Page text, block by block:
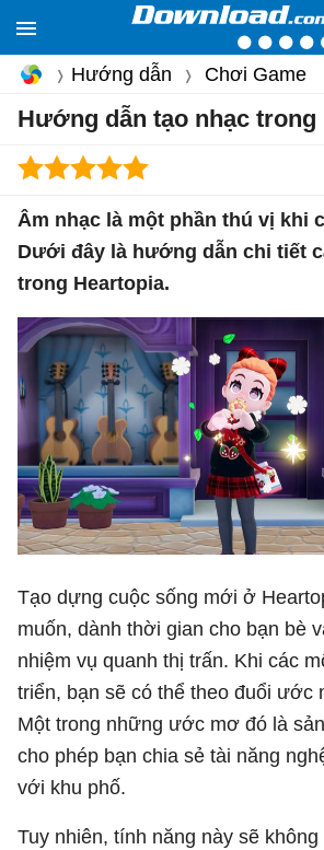
Hướng dẫn Chơi Game
Hướng dẫn tạo nhạc trong
Âm nhạc là một phần thú vị khi
Dưới đây là hướng dẫn chi tiết
trong Heartopia.
Tạo dựng cuộc sống mới ở
muốn, dành thời gian cho bạn bè
nhiệm vụ quanh thị trấn. Khi các
triển, bạn sẽ có thể theo đuổi ước
Một trong những ước mơ đó là
cho phép bạn chia sẻ tài năng
với khu phố.
Tuy nhiên, tính năng này sẽ